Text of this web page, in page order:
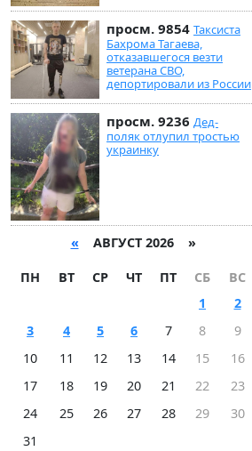
просм. 9854 Таксиста
Бахрома Тагаева,
отказавшегося везти
ветерана СВО,
депортировали из России
просм. 9236 Дед-
поляк отлупил тростью
украинку
« АВГУСТ 2026 »
ПН ВТ СР ЧТ ПТ СБ
ВС
1
2
3
4 5 6 7 8
9
10
11 12 13 14 15
16
17
18 19 20 21 22
23
24
25 26 27 28 29
30
31